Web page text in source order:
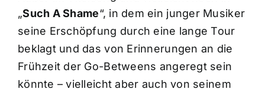
„Such A Shame“, in dem ein junger Musiker
seine Erschöpfung durch eine lange Tour
beklagt und das von Erinnerungen an die
Frühzeit der Go-Betweens angeregt sein
könnte – vielleicht aber auch von seinem